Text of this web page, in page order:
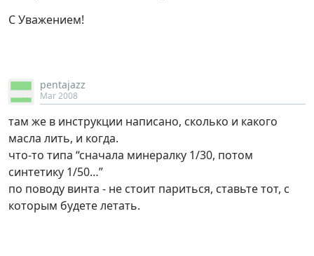
С Уважением!
pentajazz
Mar 2008
там же в инструкции написано, сколько и какого
масла лить, и когда.
что-то типа “сначала минералку 1/30, потом
синтетику 1/50…”
по поводу винта - не стоит париться, ставьте тот, с
которым будете летать.